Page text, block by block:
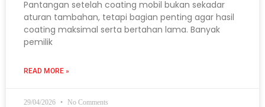
Pantangan setelah coating mobil bukan sekadar
aturan tambahan, tetapi bagian penting agar hasil
coating maksimal serta bertahan lama. Banyak
pemilik
READ MORE »
29/04/2026 No Comments